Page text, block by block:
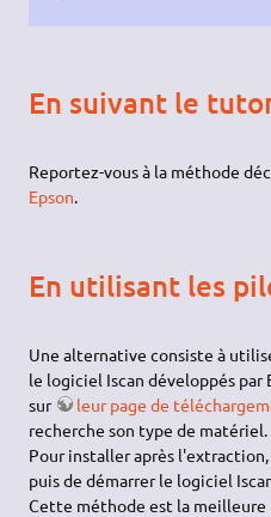
En suivant le
Reportez-vous à la méthode
Epson.
En utilisant les
Une alternative consiste à
le logiciel Iscan développés
sur
leur page de
recherche son type de matériel.
Pour installer après
puis de démarrer le logiciel
Cette méthode est la meilleure